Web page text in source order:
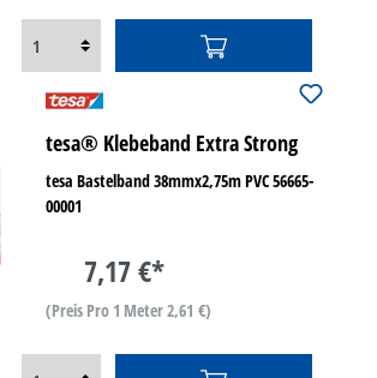
tesa® Klebeband Extra Strong
tesa Bastelband 38mmx2,75m PVC 56665-
00001
7,17 €*
(Preis Pro 1 Meter 2,61 €)